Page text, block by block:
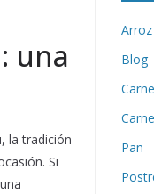
una
la tradición
Si
Arroz
Blog
Carne
Pan